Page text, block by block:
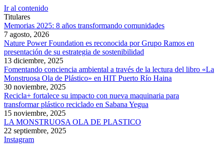
Ir al contenido
Titulares
Memorias 2025: 8 años transformando comunidades
7 agosto, 2026
Nature Power Foundation es reconocida por Grupo Ramos en
presentación de su estrategia de sostenibilidad
13 diciembre, 2025
Fomentando conciencia ambiental a través de la lectura del libro «La
Monstruosa Ola de Plástico» en HIT Puerto Río Haina
30 noviembre, 2025
Recicla+ fortalece su impacto con nueva maquinaria para
transformar plástico reciclado en Sabana Yegua
15 noviembre, 2025
LA MONSTRUOSA OLA DE PLASTICO
22 septiembre, 2025
Instagram